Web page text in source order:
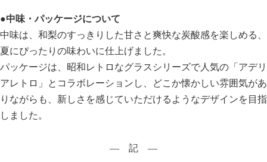
●中味・パッケージについて
中味は、和梨のすっきりした甘さと爽快な炭酸感を楽しめる、
夏にぴったりの味わいに仕上げました。
パッケージは、昭和レトロなグラスシリーズで人気の「アデリ
アレトロ」とコラボレーションし、どこか懐かしい雰囲気があ
りながらも、新しさを感じていただけるようなデザインを目指
しました。
― 記 ―